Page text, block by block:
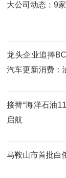
大公司动态：9
龙头企业追捧
汽车更新消费：
接替“海洋石油
启航
马鞍山市首批白